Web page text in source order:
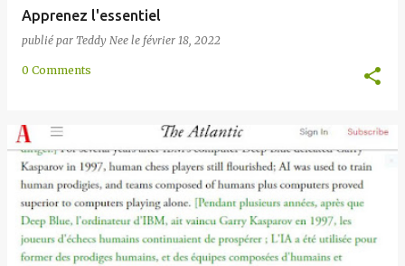
Apprenez l'essentiel
publié par Teddy Nee le février 18, 2022
0 Comments